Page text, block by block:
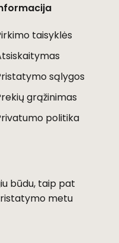
taisyklės
sąlygos
grąžinimas
politika
būdu, taip pat
metu